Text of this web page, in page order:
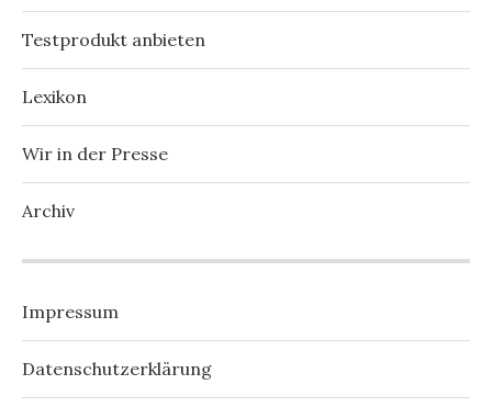
Testprodukt anbieten
Lexikon
Wir in der Presse
Archiv
Impressum
Datenschutzerklärung